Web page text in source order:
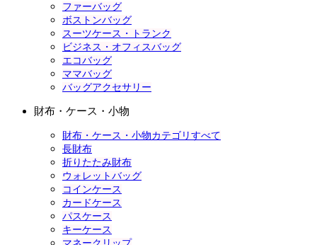
ファーバッグ
ボストンバッグ
スーツケース・トランク
ビジネス・オフィスバッグ
エコバッグ
ママバッグ
バッグアクセサリー
財布・ケース・小物
財布・ケース・小物カテゴリすべて
長財布
折りたたみ財布
ウォレットバッグ
コインケース
カードケース
パスケース
キーケース